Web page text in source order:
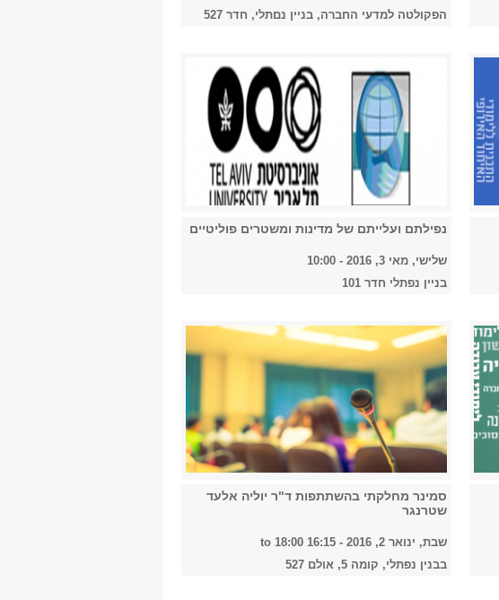
2017
2018
2019
2021
2022
הפקולטה למדעי החברה, בניין נםתלי, חדר 527
נפילתם ועלייתם של מדינות ומשטרים פוליטיים
שלישי, מאי 3, 2016 - 10:00
בניין נפתלי חדר 101
סמינר מחלקתי בהשתתפות ד"ר יוליה אלעד
שטרנגר
שבת, ינואר 2, 2016 - 16:15
to
18:00
בבנין נפתלי, קומה 5, אולם 527